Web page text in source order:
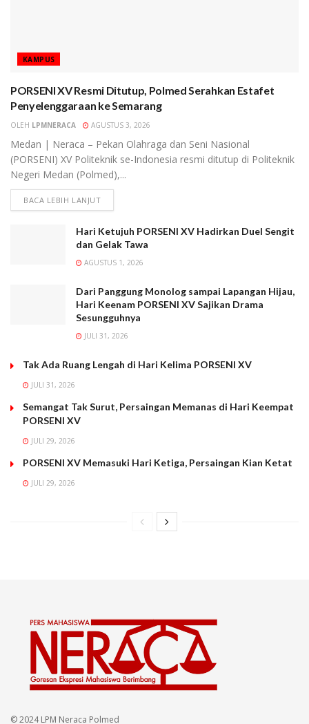
KAMPUS
PORSENI XV Resmi Ditutup, Polmed Serahkan Estafet
Penyelenggaraan ke Semarang
OLEH LPMNERACA AGUSTUS 3, 2026
Medan | Neraca – Pekan Olahraga dan Seni Nasional
(PORSENI) XV Politeknik se-Indonesia resmi ditutup di Politeknik
Negeri Medan (Polmed),...
BACA LEBIH LANJUT
Hari Ketujuh PORSENI XV Hadirkan Duel Sengit
dan Gelak Tawa
AGUSTUS 1, 2026
Dari Panggung Monolog sampai Lapangan Hijau,
Hari Keenam PORSENI XV Sajikan Drama
Sesungguhnya
JULI 31, 2026
Tak Ada Ruang Lengah di Hari Kelima PORSENI XV
JULI 31, 2026
Semangat Tak Surut, Persaingan Memanas di Hari Keempat
PORSENI XV
JULI 29, 2026
PORSENI XV Memasuki Hari Ketiga, Persaingan Kian Ketat
JULI 29, 2026
© 2024 LPM Neraca Polmed